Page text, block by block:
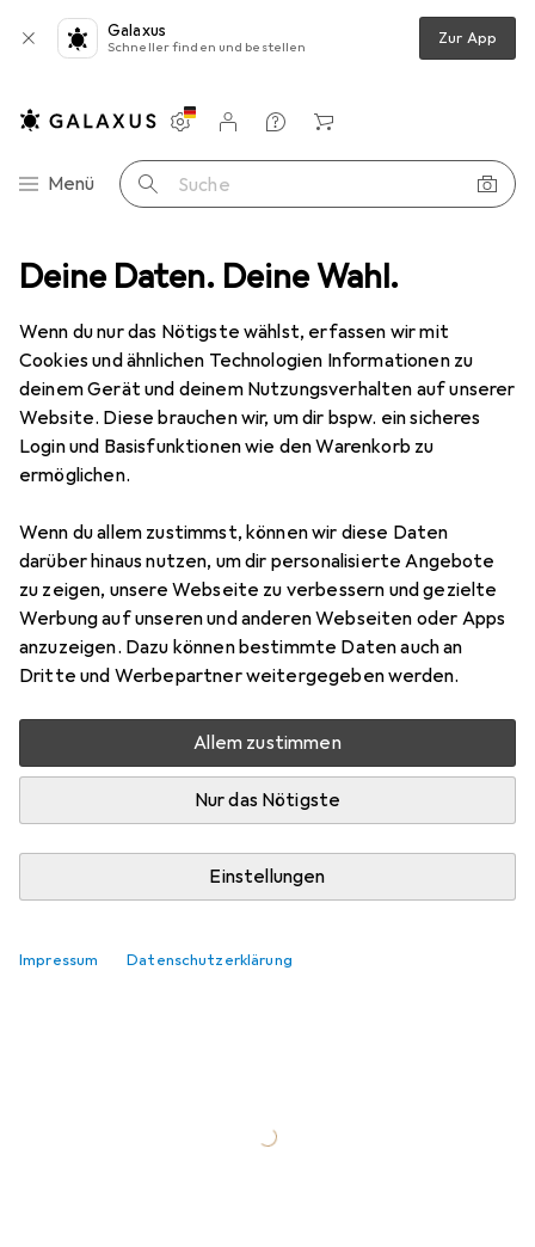
Deine Daten. Deine Wahl.
Wenn du nur das Nötigste wählst, erfassen wir mit
Cookies und ähnlichen Technologien Informationen zu
deinem Gerät und deinem Nutzungsverhalten auf unserer
Website. Diese brauchen wir, um dir bspw. ein sicheres
Login und Basisfunktionen wie den Warenkorb zu
ermöglichen.
Wenn du allem zustimmst, können wir diese Daten
darüber hinaus nutzen, um dir personalisierte Angebote
zu zeigen, unsere Webseite zu verbessern und gezielte
Werbung auf unseren und anderen Webseiten oder Apps
anzuzeigen. Dazu können bestimmte Daten auch an
Dritte und Werbepartner weitergegeben werden.
Allem zustimmen
Nur das Nötigste
Einstellungen
Impressum Datenschutzerklärung
Galaxus
Schneller finden und bestellen Zur App
Navigation nach Kategorien
Menü Suche
Einstellungen
Kundenkonto
Vergleichslisten
Merklisten
Warenkorb
+ Werkstatt Fahrzeugwerkstatt Fahrzeug Werkzeug
Ausverkauf Fahrzeug Werkzeug